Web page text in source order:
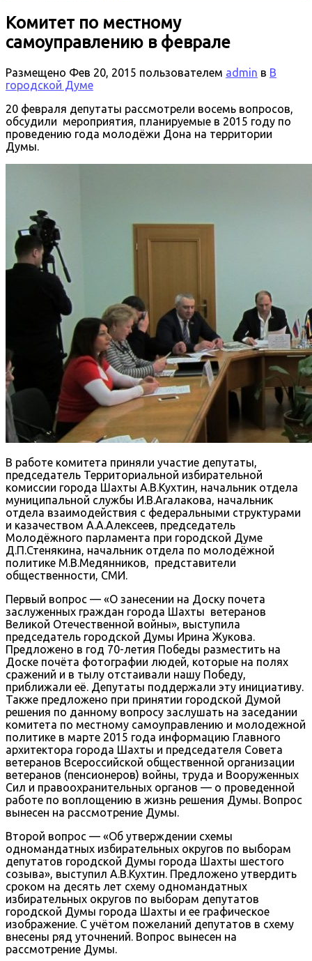
Комитет по местному
самоуправлению в феврале
Размещено Фев 20, 2015 пользователем admin в В
городской Думе
20 февраля депутаты рассмотрели восемь вопросов,
обсудили мероприятия, планируемые в 2015 году по
проведению года молодёжи Дона на территории
Думы.
В работе комитета приняли участие депутаты,
председатель Территориальной избирательной
комиссии города Шахты А.В.Кухтин, начальник отдела
муниципальной службы И.В.Агалакова, начальник
отдела взаимодействия с федеральными структурами
и казачеством А.А.Алексеев, председатель
Молодёжного парламента при городской Думе
Д.П.Стенякина, начальник отдела по молодёжной
политике М.В.Медянников, представители
общественности, СМИ.
Первый вопрос — «О занесении на Доску почета
заслуженных граждан города Шахты ветеранов
Великой Отечественной войны», выступила
председатель городской Думы Ирина Жукова.
Предложено в год 70-летия Победы разместить на
Доске почёта фотографии людей, которые на полях
сражений и в тылу отстаивали нашу Победу,
приближали её. Депутаты поддержали эту инициативу.
Также предложено при принятии городской Думой
решения по данному вопросу заслушать на заседании
комитета по местному самоуправлению и молодежной
политике в марте 2015 года информацию Главного
архитектора города Шахты и председателя Совета
ветеранов Всероссийской общественной организации
ветеранов (пенсионеров) войны, труда и Вооруженных
Сил и правоохранительных органов — о проведенной
работе по воплощению в жизнь решения Думы. Вопрос
вынесен на рассмотрение Думы.
Второй вопрос — «Об утверждении схемы
одномандатных избирательных округов по выборам
депутатов городской Думы города Шахты шестого
созыва», выступил А.В.Кухтин. Предложено утвердить
сроком на десять лет схему одномандатных
избирательных округов по выборам депутатов
городской Думы города Шахты и ее графическое
изображение. С учётом пожеланий депутатов в схему
внесены ряд уточнений. Вопрос вынесен на
рассмотрение Думы.